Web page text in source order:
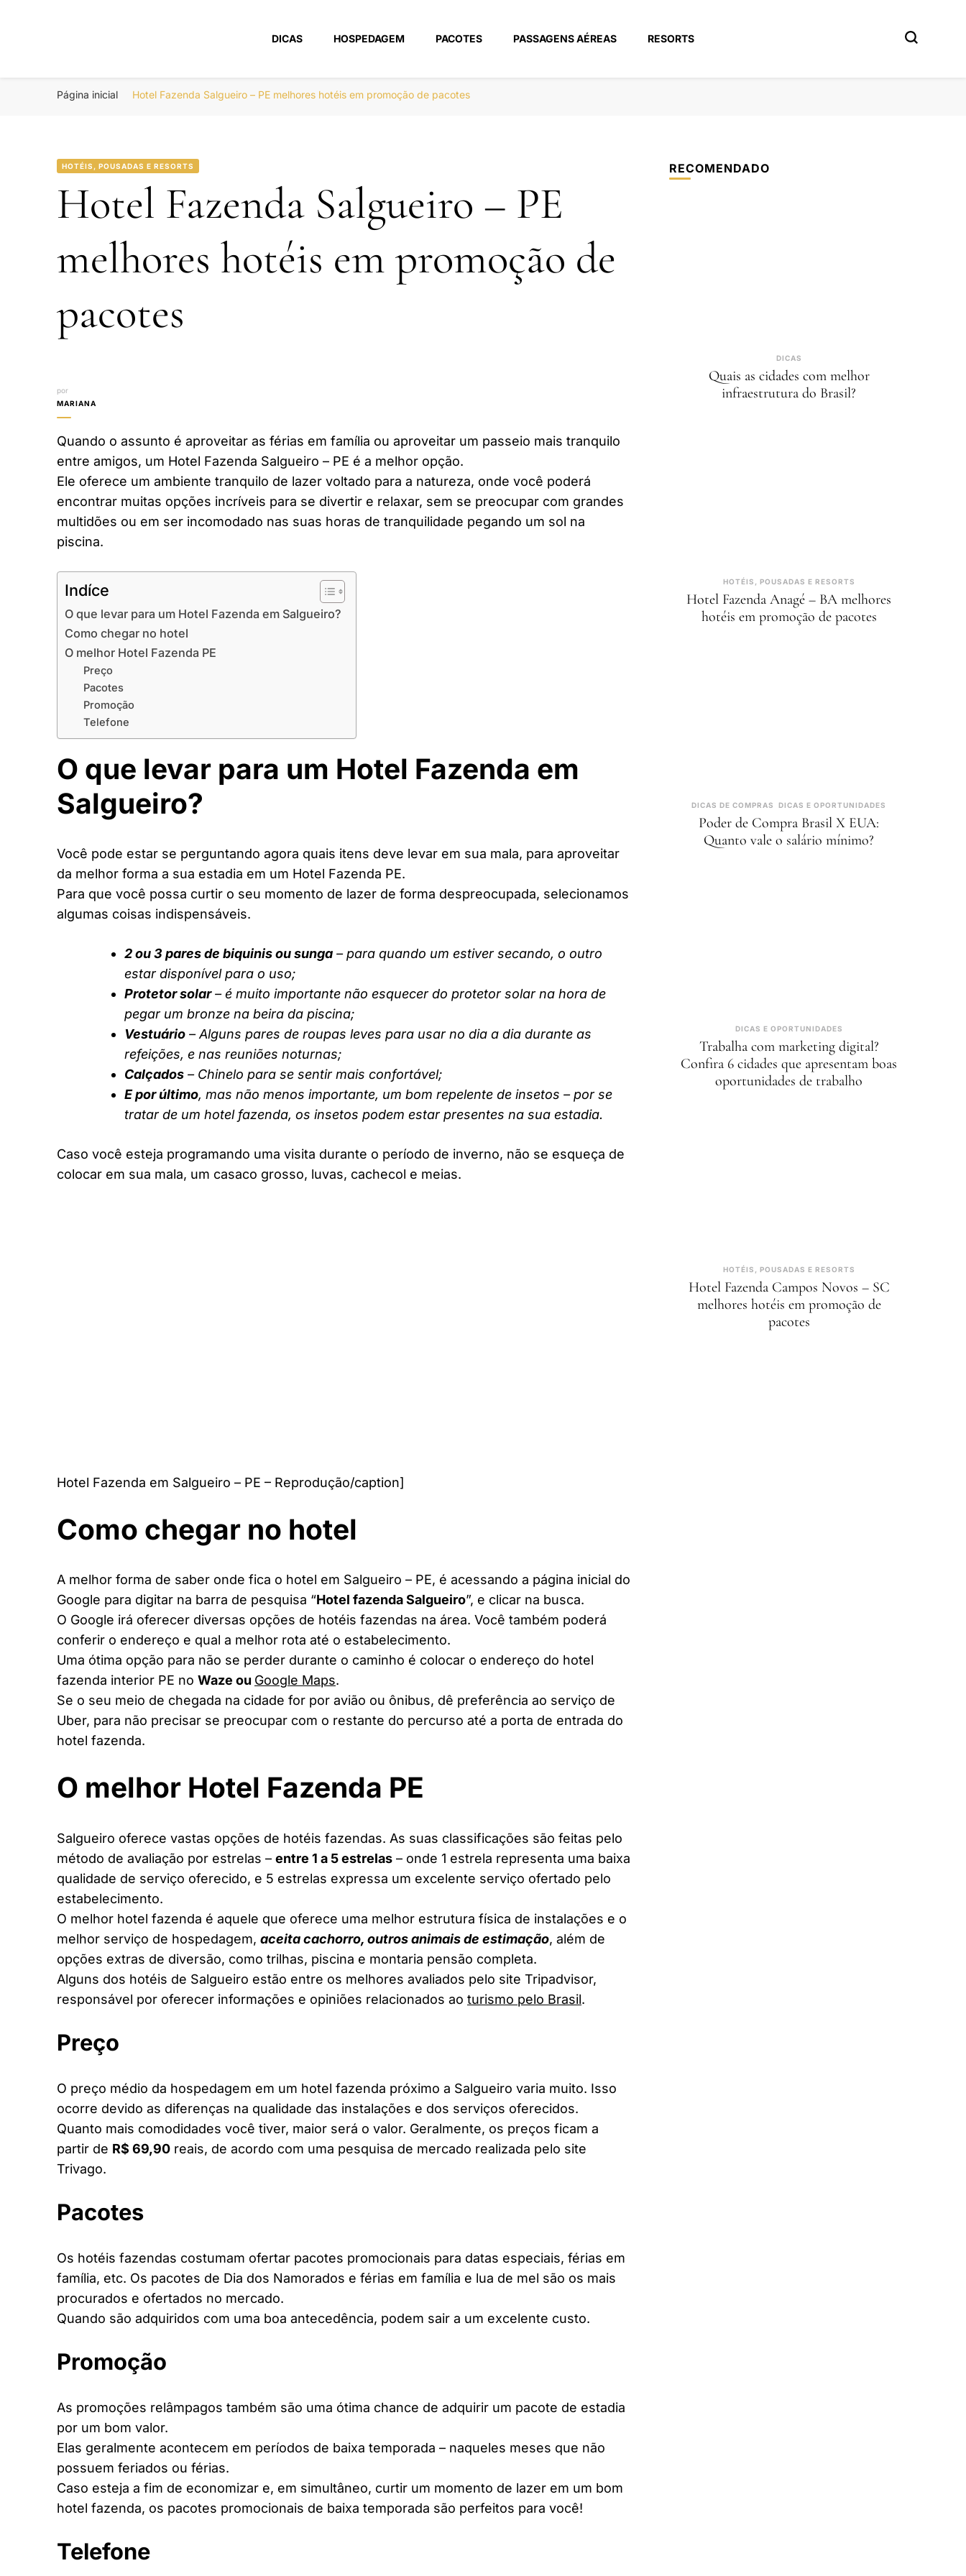
Portal Boa Viagem
DICAS HOSPEDAGEM PACOTES PASSAGENS AÉREAS RESORTS
Página inicial Hotel Fazenda Salgueiro – PE melhores hotéis em promoção de pacotes
HOTÉIS, POUSADAS E RESORTS
Hotel Fazenda Salgueiro – PE
melhores hotéis em promoção de
pacotes
por
MARIANA
Quando o assunto é aproveitar as férias em família ou aproveitar um passeio mais tranquilo
entre amigos, um Hotel Fazenda Salgueiro – PE é a melhor opção.
Ele oferece um ambiente tranquilo de lazer voltado para a natureza, onde você poderá
encontrar muitas opções incríveis para se divertir e relaxar, sem se preocupar com grandes
multidões ou em ser incomodado nas suas horas de tranquilidade pegando um sol na
piscina.
Indíce
O que levar para um Hotel Fazenda em Salgueiro?
Como chegar no hotel
O melhor Hotel Fazenda PE
Preço
Pacotes
Promoção
Telefone
O que levar para um Hotel Fazenda em
Salgueiro?
Você pode estar se perguntando agora quais itens deve levar em sua mala, para aproveitar
da melhor forma a sua estadia em um Hotel Fazenda PE.
Para que você possa curtir o seu momento de lazer de forma despreocupada, selecionamos
algumas coisas indispensáveis.
2 ou 3 pares de biquinis ou sunga – para quando um estiver secando, o outro
estar disponível para o uso;
Protetor solar– é muito importante não esquecer do protetor solar na hora de
pegar um bronze na beira da piscina;
Vestuário – Alguns pares de roupas leves para usar no dia a dia durante as
refeições, e nas reuniões noturnas;
Calçados – Chinelo para se sentir mais confortável;
E por último, mas não menos importante, um bom repelente de insetos – por se
tratar de um hotel fazenda, os insetos podem estar presentes na sua estadia.
Caso você esteja programando uma visita durante o período de inverno, não se esqueça de
colocar em sua mala, um casaco grosso, luvas, cachecol e meias.
Hotel Fazenda em Salgueiro – PE – Reprodução/caption]
Como chegar no hotel
A melhor forma de saber onde fica o hotel em Salgueiro – PE, é acessando a página inicial do
Google para digitar na barra de pesquisa “Hotel fazenda Salgueiro”, e clicar na busca.
O Google irá oferecer diversas opções de hotéis fazendas na área. Você também poderá
conferir o endereço e qual a melhor rota até o estabelecimento.
Uma ótima opção para não se perder durante o caminho é colocar o endereço do hotel
fazenda interior PE no Waze ou Google Maps.
Se o seu meio de chegada na cidade for por avião ou ônibus, dê preferência ao serviço de
Uber, para não precisar se preocupar com o restante do percurso até a porta de entrada do
hotel fazenda.
O melhor Hotel Fazenda PE
Salgueiro oferece vastas opções de hotéis fazendas. As suas classificações são feitas pelo
método de avaliação por estrelas – entre 1 a 5 estrelas – onde 1 estrela representa uma baixa
qualidade de serviço oferecido, e 5 estrelas expressa um excelente serviço ofertado pelo
estabelecimento.
O melhor hotel fazenda é aquele que oferece uma melhor estrutura física de instalações e o
melhor serviço de hospedagem, aceita cachorro, outros animais de estimação, além de
opções extras de diversão, como trilhas, piscina e montaria pensão completa.
Alguns dos hotéis de Salgueiro estão entre os melhores avaliados pelo site Tripadvisor,
responsável por oferecer informações e opiniões relacionados ao turismo pelo Brasil.
Preço
O preço médio da hospedagem em um hotel fazenda próximo a Salgueiro varia muito. Isso
ocorre devido as diferenças na qualidade das instalações e dos serviços oferecidos.
Quanto mais comodidades você tiver, maior será o valor. Geralmente, os preços ficam a
partir de R$ 69,90 reais, de acordo com uma pesquisa de mercado realizada pelo site
Trivago.
Pacotes
Os hotéis fazendas costumam ofertar pacotes promocionais para datas especiais, férias em
família, etc. Os pacotes de Dia dos Namorados e férias em família e lua de mel são os mais
procurados e ofertados no mercado.
Quando são adquiridos com uma boa antecedência, podem sair a um excelente custo.
Promoção
As promoções relâmpagos também são uma ótima chance de adquirir um pacote de estadia
por um bom valor.
Elas geralmente acontecem em períodos de baixa temporada – naqueles meses que não
possuem feriados ou férias.
Caso esteja a fim de economizar e, em simultâneo, curtir um momento de lazer em um bom
hotel fazenda, os pacotes promocionais de baixa temporada são perfeitos para você!
Telefone
RECOMENDADO
DICAS
Quais as cidades com melhor
infraestrutura do Brasil?
HOTÉIS, POUSADAS E RESORTS
Hotel Fazenda Anagé – BA melhores
hotéis em promoção de pacotes
DICAS DE COMPRAS DICAS E OPORTUNIDADES
Poder de Compra Brasil X EUA:
Quanto vale o salário mínimo?
DICAS E OPORTUNIDADES
Trabalha com marketing digital?
Confira 6 cidades que apresentam boas
oportunidades de trabalho
HOTÉIS, POUSADAS E RESORTS
Hotel Fazenda Campos Novos – SC
melhores hotéis em promoção de
pacotes